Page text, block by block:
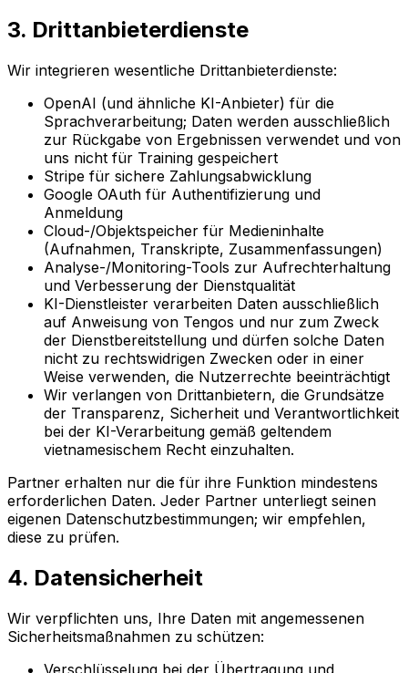
3. Drittanbieterdienste
Wir integrieren wesentliche Drittanbieterdienste:
OpenAI (und ähnliche KI-Anbieter) für die
Sprachverarbeitung; Daten werden ausschließlich
zur Rückgabe von Ergebnissen verwendet und von
uns nicht für Training gespeichert
Stripe für sichere Zahlungsabwicklung
Google OAuth für Authentifizierung und
Anmeldung
Cloud-/Objektspeicher für Medieninhalte
(Aufnahmen, Transkripte, Zusammenfassungen)
Analyse-/Monitoring-Tools zur Aufrechterhaltung
und Verbesserung der Dienstqualität
KI-Dienstleister verarbeiten Daten ausschließlich
auf Anweisung von Tengos und nur zum Zweck
der Dienstbereitstellung und dürfen solche Daten
nicht zu rechtswidrigen Zwecken oder in einer
Weise verwenden, die Nutzerrechte beeinträchtigt
Wir verlangen von Drittanbietern, die Grundsätze
der Transparenz, Sicherheit und Verantwortlichkeit
bei der KI-Verarbeitung gemäß geltendem
vietnamesischem Recht einzuhalten.
Partner erhalten nur die für ihre Funktion mindestens
erforderlichen Daten. Jeder Partner unterliegt seinen
eigenen Datenschutzbestimmungen; wir empfehlen,
diese zu prüfen.
4. Datensicherheit
Wir verpflichten uns, Ihre Daten mit angemessenen
Sicherheitsmaßnahmen zu schützen: